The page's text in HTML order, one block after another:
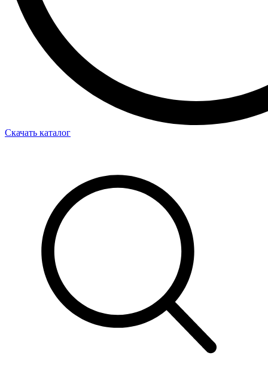
Скачать каталог